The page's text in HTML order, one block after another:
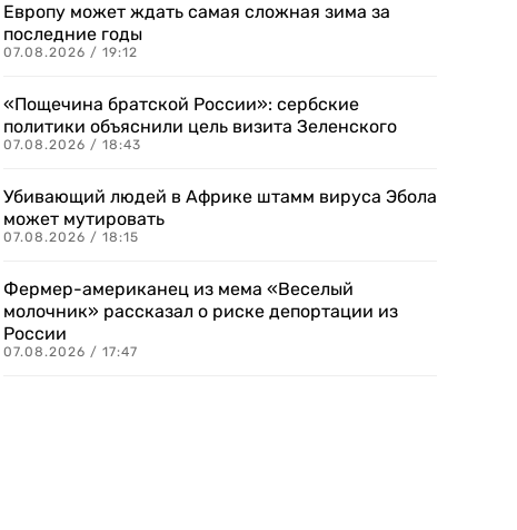
Европу может ждать самая сложная зима за
последние годы
07.08.2026 / 19:12
«Пощечина братской России»: сербские
политики объяснили цель визита Зеленского
07.08.2026 / 18:43
Убивающий людей в Африке штамм вируса Эбола
может мутировать
07.08.2026 / 18:15
Фермер-американец из мема «Веселый
молочник» рассказал о риске депортации из
России
07.08.2026 / 17:47